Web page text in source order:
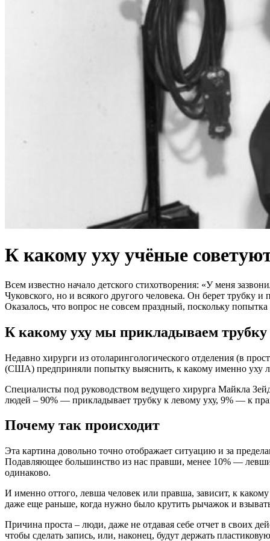
К какому уху учёные
Всем известно начало детского стихотворения: «У меня
Чуковского, но и всякого другого человека. Он берет трубку
Оказалось, что вопрос не совсем праздный, поскольку
К какому уху мы прикладываем трубку
Недавно хирурги из отоларингологического отделения (в
(США) предприняли попытку выяснить, к какому именно уху
Специалисты под руководством ведущего хирурга Майкла
людей – 90% — прикладывает трубку к левому уху, 9% — к
Почему так происходит
Эта картина довольно точно отображает ситуацию и за
Подавляющее большинство из нас правши, менее 10% —
одинаково.
И именно оттого, левша человек или правша, зависит, к
даже еще раньше, когда нужно было крутить рычажок и
Причина проста – люди, даже не отдавая себе отчет в своих
чтобы сделать запись, или, наконец, будут держать